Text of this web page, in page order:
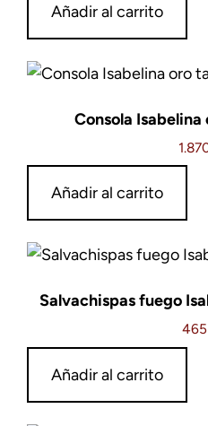
Añadir al carrito
Consola
Añadir al carrito
Salvachispas fuego
465
Añadir al carrito